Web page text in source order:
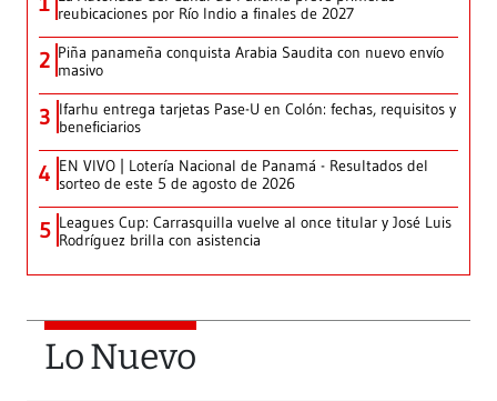
reubicaciones por Río Indio a finales de 2027
2 Piña panameña conquista Arabia Saudita con nuevo envío
masivo
3 Ifarhu entrega tarjetas Pase-U en Colón: fechas, requisitos y
beneficiarios
4 EN VIVO | Lotería Nacional de Panamá - Resultados del
sorteo de este 5 de agosto de 2026
5 Leagues Cup: Carrasquilla vuelve al once titular y José Luis
Rodríguez brilla con asistencia
Lo Nuevo